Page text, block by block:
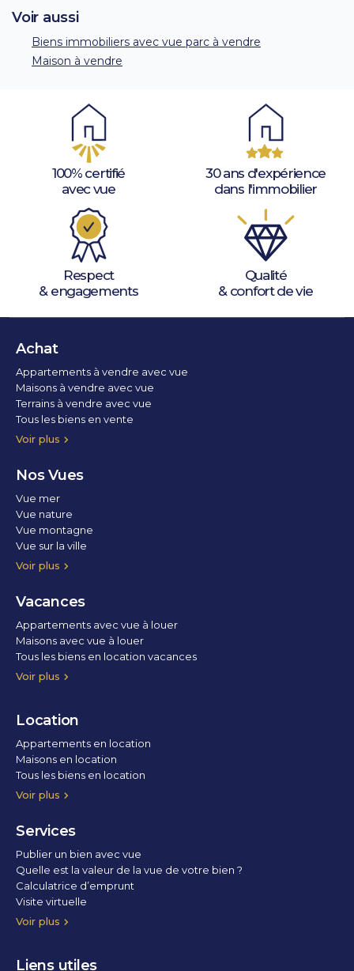
Voir aussi
Biens immobiliers avec vue parc à vendre
Maison à vendre
100% certifié
avec vue
30 ans d'expérience
dans l'immobilier
Respect
& engagements
Qualité
& confort de vie
Achat
Voir plus
Appartements à vendre avec vue
Maisons à vendre avec vue
Terrains à vendre avec vue
Tous les biens en vente
Nos Vues
Voir plus
Vue mer
Vue nature
Vue montagne
Vue sur la ville
Vue parc
Vue fleuve
Vue lac
Vue marina / port
Vacances
Voir plus
Appartements avec vue à louer
Maisons avec vue à louer
Tous les biens en location vacances
Location
Voir plus
Appartements en location
Maisons en location
Tous les biens en location
Services
Voir plus
Publier un bien avec vue
Quelle est la valeur de la vue de votre bien ?
Calculatrice d’emprunt
Visite virtuelle
Home staging
Liens utiles